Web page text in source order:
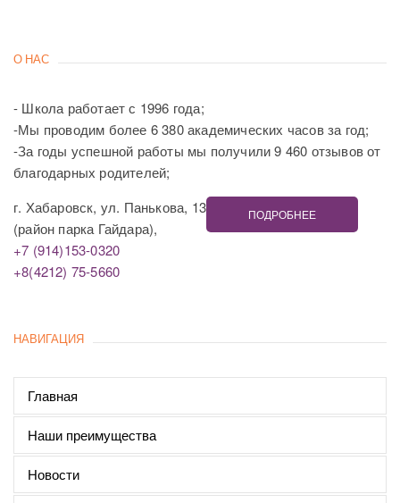
О НАС
- Школа работает с 1996 года;
-Мы проводим более 6 380 академических часов за год;
-За годы успешной работы мы получили 9 460 отзывов от
благодарных родителей;
г. Хабаровск, ул. Панькова, 13
(район парка Гайдара),
+7 (914)153-0320
+8(4212) 75-5660
ПОДРОБНЕЕ
НАВИГАЦИЯ
Главная
Наши преимущества
Новости